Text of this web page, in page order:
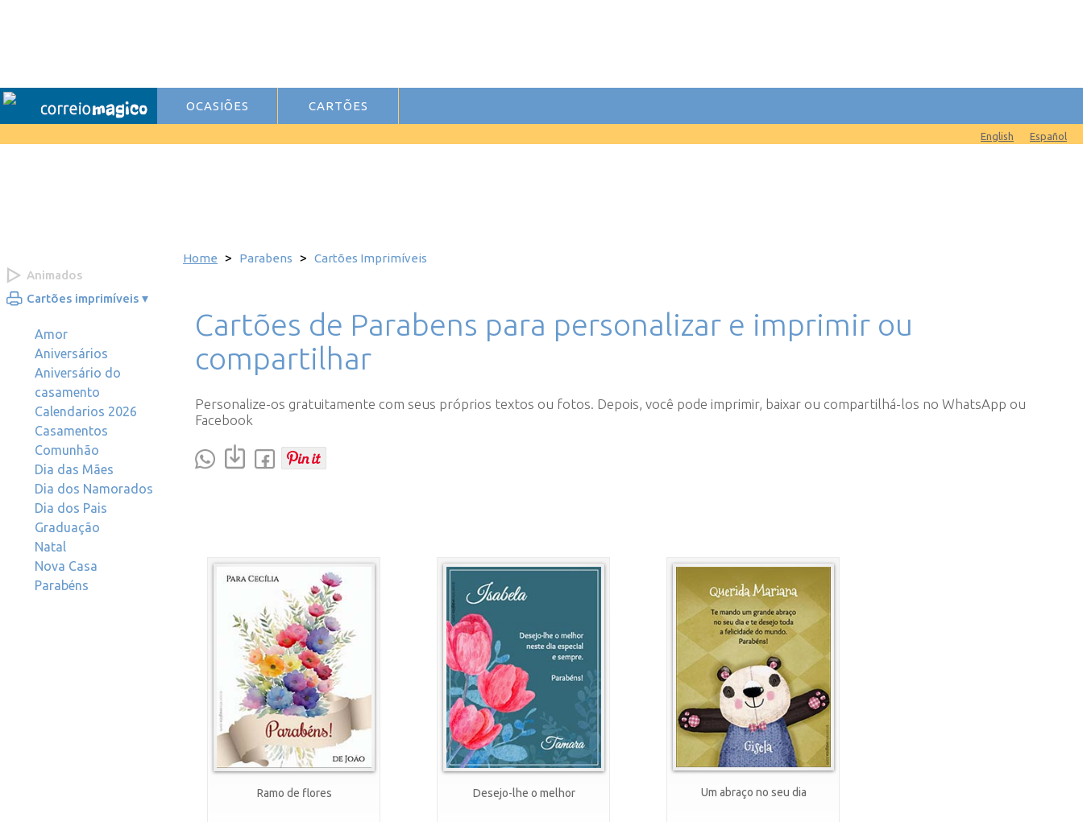
OCASIÕES CARTÕES
Español
English
Animados
Cartões imprimíveis ▾
Amor
Aniversários
Aniversário do
casamento
Calendarios 2026
Casamentos
Comunhão
Dia das Mães
Dia dos Namorados
Dia dos Pais
Graduação
Natal
Nova Casa
Parabéns
Home > Parabens > Cartões Imprimíveis
Cartões de Parabens para personalizar e imprimir ou
compartilhar
Personalize-os gratuitamente com seus próprios textos ou fotos. Depois, você pode imprimir, baixar ou compartilhá-los no WhatsApp ou
Facebook
Ramo de flores Desejo-lhe o melhor Um abraço no seu dia